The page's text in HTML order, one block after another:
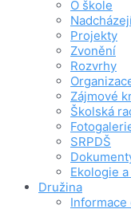
O škole
Projekty
Zvonění
Rozvrhy
Zájmové
Školská
SRPDŠ
Ekologie
Družina